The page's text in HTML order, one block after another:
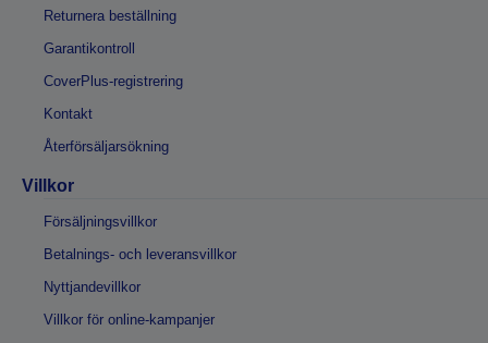
Returnera beställning
Garantikontroll
CoverPlus-registrering
Kontakt
Återförsäljarsökning
Villkor
Försäljningsvillkor
Betalnings- och leveransvillkor
Nyttjandevillkor
Villkor för online-kampanjer